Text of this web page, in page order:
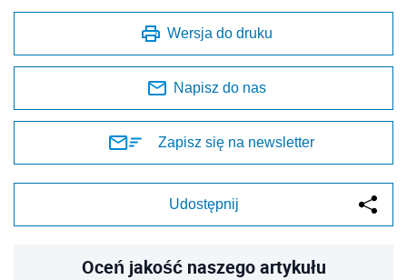
Wersja do druku
Napisz do nas
Zapisz się na newsletter
Udostępnij
Oceń jakość naszego artykułu